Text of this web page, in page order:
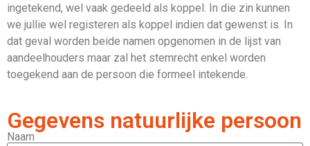
ingetekend, wel vaak gedeeld als koppel. In die zin kunnen
we jullie wel registeren als koppel indien dat gewenst is. In
dat geval worden beide namen opgenomen in de lijst van
aandeelhouders maar zal het stemrecht enkel worden
toegekend aan de persoon die formeel intekende.
Gegevens natuurlijke persoon
Naam